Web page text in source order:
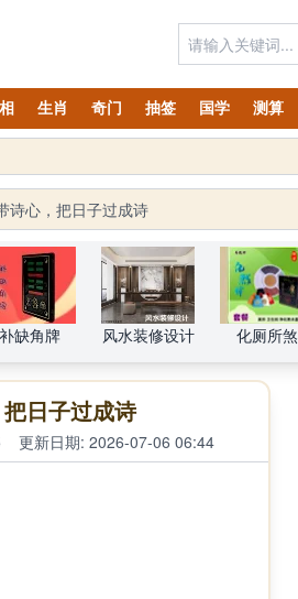
生肖 奇门 抽签 国学 测算
诗心，把日子过成诗
补缺角牌 风水装修设计 化厕所煞
日子过成诗
更新日期: 2026-07-06 06:44